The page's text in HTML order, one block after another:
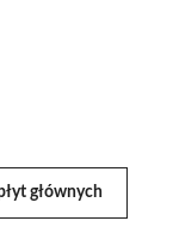
głównych